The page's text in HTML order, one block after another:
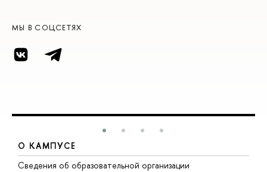
МЫ В СОЦСЕТЯХ
О КАМПУСЕ
Сведения об образовательной организации